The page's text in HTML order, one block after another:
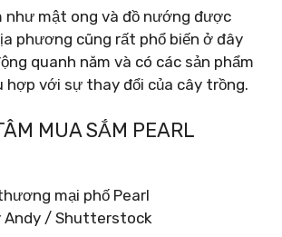
như mật ong và đồ nướng được
phương cũng rất phổ biến ở đây
quanh năm và có các sản phẩm
hợp với sự thay đổi của cây trồng.
MUA SẮM PEARL
Andy / Shutterstock